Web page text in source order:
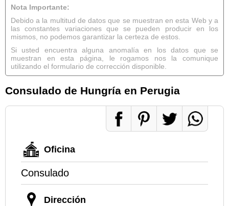
Nota Importante:
Debido a la multitud de datos que se muestran en esta Web y a
las constantes variaciones que se pueden producir en los
mismos, no podemos garantizar la certeza de estos.
Si usted encuentra alguna anomalía en los datos que se
muestran en esta página, le rogamos nos la comunique
utilizando el formulario de corrección disponible.
Consulado de Hungría en Perugia
Oficina
Consulado
Dirección